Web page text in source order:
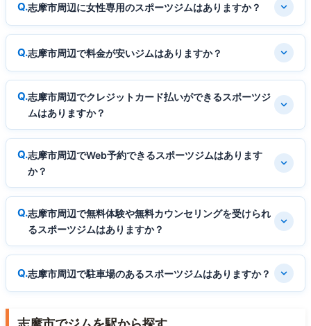
志摩市周辺に女性専用のスポーツジムはありますか？
志摩市周辺で料金が安いジムはありますか？
志摩市周辺でクレジットカード払いができるスポーツジ
ムはありますか？
志摩市周辺でWeb予約できるスポーツジムはあります
か？
志摩市周辺で無料体験や無料カウンセリングを受けられ
るスポーツジムはありますか？
志摩市周辺で駐車場のあるスポーツジムはありますか？